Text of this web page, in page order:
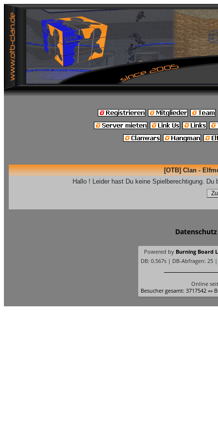
[OTB] Clan -
Hallo ! Leider hast Du keine Spielberechtigung.
Datenschutz
Powered by Burning Board
DB: 0.567s | DB-Abfragen: 25
Online
Besucher gesamt: 3717542 «»